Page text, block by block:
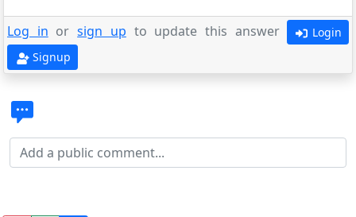
Log in orsign up to update this answer
Login
Signup